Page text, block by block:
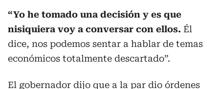
“Yo he tomado una decisión y es que
nisiquiera voy a conversar con ellos. Él
dice, nos podemos sentar a hablar de temas
económicos totalmente descartado”.
El gobernador dijo que a la par dio órdenes